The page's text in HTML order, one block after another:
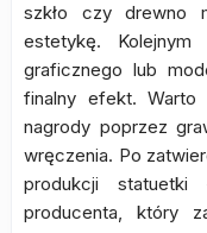
szkło czy drewno
estetykę.
graficznego lub
finalny efekt. Warto
nagrody poprzez
wręczenia. Po
produkcji statuetki
producenta, który